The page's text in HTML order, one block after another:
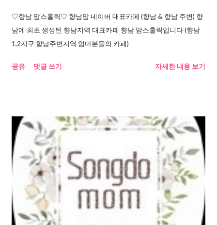
♡향남 맘스홀릭♡ 향남맘 네이버 대표카페 (향남 & 향남 주변) 향
남에 최초 생성된 향남지역 대표카페 향남 맘스홀릭입니다 (향남
1,2지구 향남주변지역 엄마분들의 카페)
공유 댓글 쓰기 자세한 내용 보기